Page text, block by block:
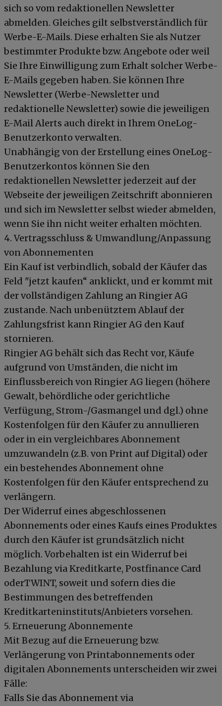
sich so vom redaktionellen Newsletter
abmelden. Gleiches gilt selbstverständlich für
Werbe-E-Mails. Diese erhalten Sie als Nutzer
bestimmter Produkte bzw. Angebote oder weil
Sie Ihre Einwilligung zum Erhalt solcher Werbe-
E-Mails gegeben haben. Sie können Ihre
Newsletter (Werbe-Newsletter und
redaktionelle Newsletter) sowie die jeweiligen
E-Mail Alerts auch direkt in Ihrem OneLog-
Benutzerkonto verwalten.
Unabhängig von der Erstellung eines OneLog-
Benutzerkontos können Sie den
redaktionellen Newsletter jederzeit auf der
Webseite der jeweiligen Zeitschrift abonnieren
und sich im Newsletter selbst wieder abmelden,
wenn Sie ihn nicht weiter erhalten möchten.
4. Vertragsschluss & Umwandlung/Anpassung
von Abonnementen
Ein Kauf ist verbindlich, sobald der Käufer das
Feld "jetzt kaufen“ anklickt, und er kommt mit
der vollständigen Zahlung an Ringier AG
zustande. Nach unbenütztem Ablauf der
Zahlungsfrist kann Ringier AG den Kauf
stornieren.
Ringier AG behält sich das Recht vor, Käufe
aufgrund von Umständen, die nicht im
Einflussbereich von Ringier AG liegen (höhere
Gewalt, behördliche oder gerichtliche
Verfügung, Strom-/Gasmangel und dgl.) ohne
Kostenfolgen für den Käufer zu annullieren
oder in ein vergleichbares Abonnement
umzuwandeln (z.B. von Print auf Digital) oder
ein bestehendes Abonnement ohne
Kostenfolgen für den Käufer entsprechend zu
verlängern.
Der Widerruf eines abgeschlossenen
Abonnements oder eines Kaufs eines Produktes
durch den Käufer ist grundsätzlich nicht
möglich. Vorbehalten ist ein Widerruf bei
Bezahlung via Kreditkarte, Postfinance Card
oderTWINT, soweit und sofern dies die
Bestimmungen des betreffenden
Kreditkarteninstituts/Anbieters vorsehen.
5. Erneuerung Abonnemente
Mit Bezug auf die Erneuerung bzw.
Verlängerung von Printabonnements oder
digitalen Abonnements unterscheiden wir zwei
Fälle:
Falls Sie das Abonnement via